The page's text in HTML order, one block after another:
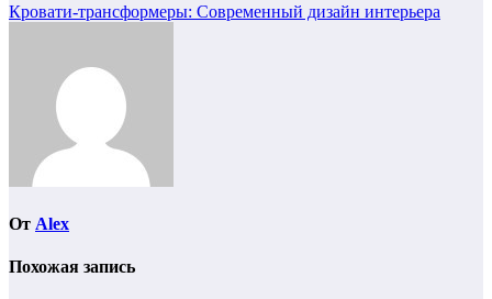
Кровати-трансформеры: Современный дизайн интерьера
От Alex
Похожая запись